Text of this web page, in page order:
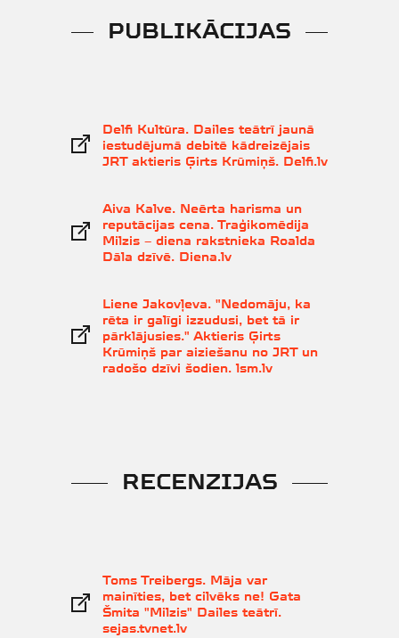
PUBLIKĀCIJAS
Delfi Kultūra. Dailes teātrī jaunā
iestudējumā debitē kādreizējais
JRT aktieris Ģirts Krūmiņš. Delfi.lv
Aiva Kalve. Neērta harisma un
reputācijas cena. Traģikomēdija
Milzis – diena rakstnieka Roalda
Dāla dzīvē. Diena.lv
Liene Jakovļeva. "Nedomāju, ka
rēta ir galīgi izzudusi, bet tā ir
pārklājusies." Aktieris Ģirts
Krūmiņš par aiziešanu no JRT un
radošo dzīvi šodien. lsm.lv
RECENZIJAS
Toms Treibergs. Māja var
mainīties, bet cilvēks ne! Gata
Šmita "Milzis" Dailes teātrī.
sejas.tvnet.lv